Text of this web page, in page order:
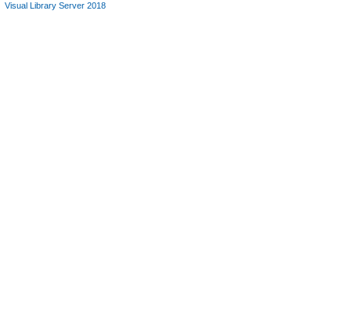
Visual Library Server 2018